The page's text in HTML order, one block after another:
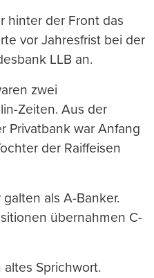
hinter der Front das
vor Jahresfrist bei der
LLB an.
zwei
Zeiten. Aus der
Privatbank war Anfang
der Raiffeisen
als A-Banker.
übernahmen C-
Sprichwort.